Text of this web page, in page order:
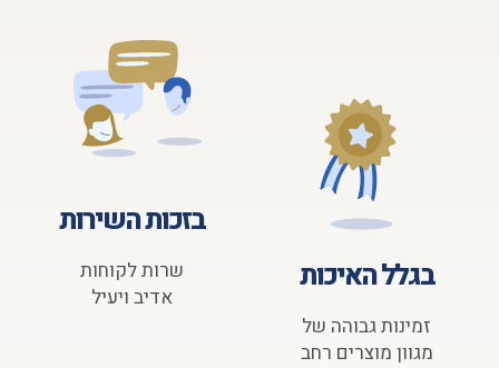
בגלל האיכות
זמינות גבוהה של
מגוון מוצרים רחב
בזכות השירות
שרות לקוחות
אדיב ויעיל